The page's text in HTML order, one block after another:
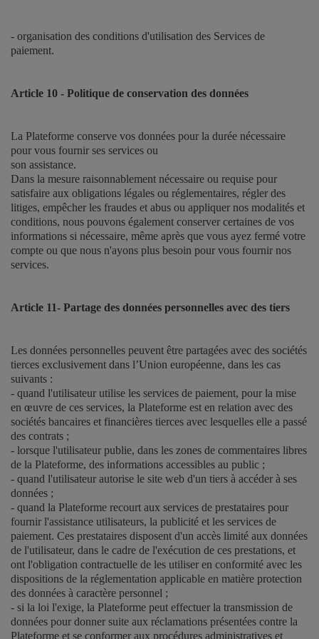
- organisation des conditions d'utilisation des Services de
paiement.
Article 10 - Politique de conservation des données
La Plateforme conserve vos données pour la durée nécessaire
pour vous fournir ses services ou
son assistance.
Dans la mesure raisonnablement nécessaire ou requise pour
satisfaire aux obligations légales ou réglementaires, régler des
litiges, empêcher les fraudes et abus ou appliquer nos modalités et
conditions, nous pouvons également conserver certaines de vos
informations si nécessaire, même après que vous ayez fermé votre
compte ou que nous n'ayons plus besoin pour vous fournir nos
services.
Article 11- Partage des données personnelles avec des tiers
Les données personnelles peuvent être partagées avec des sociétés
tierces exclusivement dans l’Union européenne, dans les cas
suivants :
- quand l'utilisateur utilise les services de paiement, pour la mise
en œuvre de ces services, la Plateforme est en relation avec des
sociétés bancaires et financières tierces avec lesquelles elle a passé
des contrats ;
- lorsque l'utilisateur publie, dans les zones de commentaires libres
de la Plateforme, des informations accessibles au public ;
- quand l'utilisateur autorise le site web d'un tiers à accéder à ses
données ;
- quand la Plateforme recourt aux services de prestataires pour
fournir l'assistance utilisateurs, la publicité et les services de
paiement. Ces prestataires disposent d'un accès limité aux données
de l'utilisateur, dans le cadre de l'exécution de ces prestations, et
ont l'obligation contractuelle de les utiliser en conformité avec les
dispositions de la réglementation applicable en matière protection
des données à caractère personnel ;
- si la loi l'exige, la Plateforme peut effectuer la transmission de
données pour donner suite aux réclamations présentées contre la
Plateforme et se conformer aux procédures administratives et